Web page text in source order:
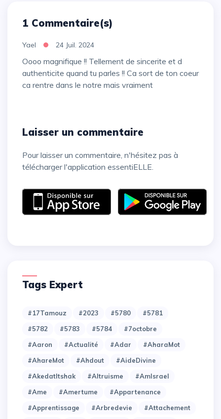
1 Commentaire(s)
Yael 24 Juil. 2024
Oooo magnifique !! Tellement de sincerite et d
authenticite quand tu parles !! Ca sort de ton coeur
ca rentre dans le notre mais vraiment
Laisser un commentaire
Pour laisser un commentaire, n'hésitez pas à
télécharger l'application essentiELLE.
Tags Expert
#17Tamouz #2023 #5780
#5781
#5782
#5783 #5784
#7octobre
#Aaron
#Actualité #Adar
#AharaMot
#AhareMot
#Ahdout
#AideDivine
#AkedatItshak
#Altruisme
#AmIsrael
#Ame
#Amertume
#Appartenance
#Apprentissage
#Arbredevie
#Attachement